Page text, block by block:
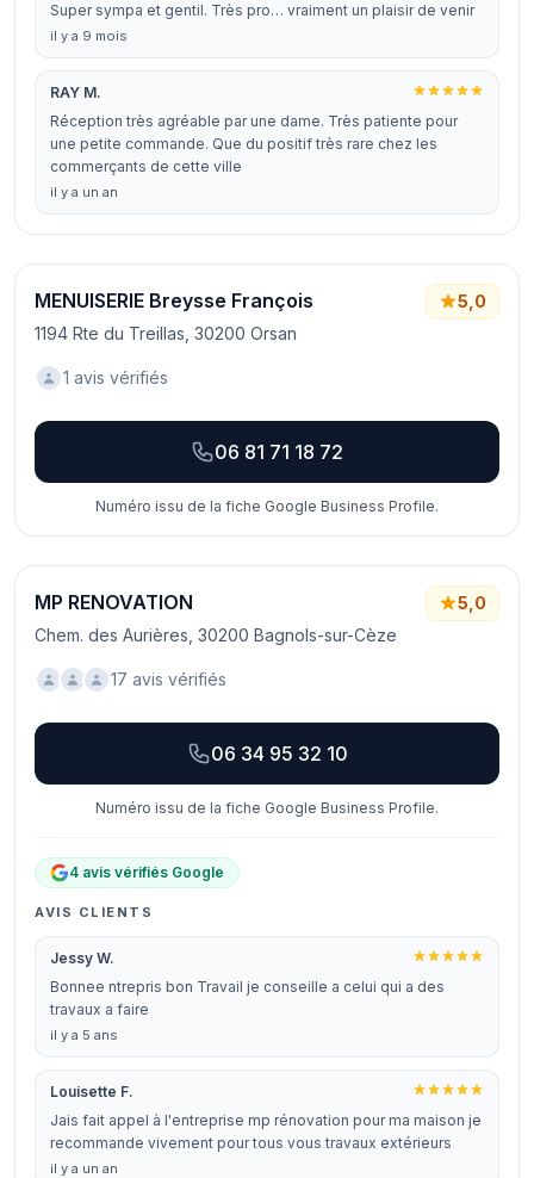
Super sympa et gentil. Très pro… vraiment un plaisir de venir
il y a 9 mois
RAY M.
Réception très agréable par une dame. Très patiente pour
une petite commande. Que du positif très rare chez les
commerçants de cette ville
il y a un an
MENUISERIE Breysse François
1194 Rte du Treillas, 30200 Orsan
5,0
1 avis vérifiés
06 81 71 18 72
Numéro issu de la fiche Google Business Profile.
MP RENOVATION
Chem. des Aurières, 30200 Bagnols-sur-Cèze
5,0
17 avis vérifiés
06 34 95 32 10
Numéro issu de la fiche Google Business Profile.
4 avis vérifiés Google
AVIS CLIENTS
Jessy W.
Bonnee ntrepris bon Travail je conseille a celui qui a des
travaux a faire
il y a 5 ans
Louisette F.
Jais fait appel à l'entreprise mp rénovation pour ma maison je
recommande vivement pour tous vous travaux extérieurs
il y a un an